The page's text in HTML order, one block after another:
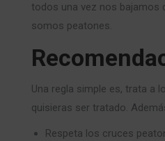
todos una vez nos bajamos
somos peatones.
Una regla simple es, trata a
quisieras ser tratado.
Respeta los cruces